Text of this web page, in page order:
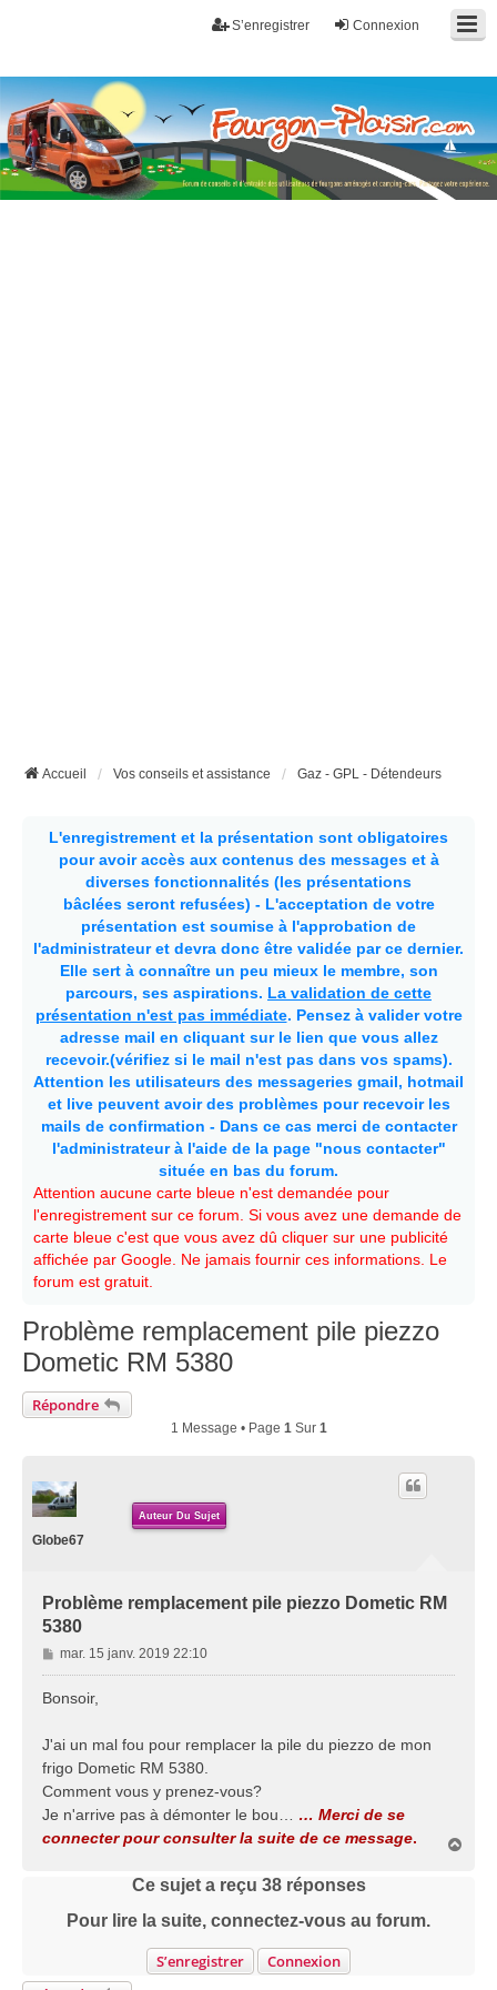
Connexion
S’enregistrer
Fourgon-plaisir.com
Forum de conseils et d'entraide des utilisateurs de fourgons, fourgons
aménagés, vans et de camping-car. Partagez votre expérience.
Accueil Vos conseils et assistance Gaz - GPL - Détendeurs
L'enregistrement et la présentation sont obligatoires
pour avoir accès aux contenus des messages et à
diverses fonctionnalités (les présentations
bâclées seront refusées) - L'acceptation de votre
présentation est soumise à l'approbation de
l'administrateur et devra donc être validée par ce dernier.
Elle sert à connaître un peu mieux le membre, son
parcours, ses aspirations. La validation de cette
présentation n'est pas immédiate. Pensez à valider votre
adresse mail en cliquant sur le lien que vous allez
recevoir.(vérifiez si le mail n'est pas dans vos spams).
Attention les utilisateurs des messageries gmail, hotmail
et live peuvent avoir des problèmes pour recevoir les
mails de confirmation - Dans ce cas merci de contacter
l'administrateur à l'aide de la page "nous contacter"
située en bas du forum.
Attention aucune carte bleue n'est demandée pour
l'enregistrement sur ce forum. Si vous avez une demande de
carte bleue c'est que vous avez dû cliquer sur une publicité
affichée par Google. Ne jamais fournir ces informations. Le
forum est gratuit.
Problème remplacement pile piezzo
Dometic RM 5380
Répondre
1 Message • Page 1Sur 1
Auteur Du Sujet
Globe67
Problème remplacement pile piezzo Dometic RM
5380
M
e
g
e
mar. 15 janv. 2019 22:10
Bonsoir,
J'ai un mal fou pour remplacer la pile du piezzo de mon
frigo Dometic RM 5380.
Comment vous y prenez-vous?
Je n'arrive pas à démonter le bou…
… Merci de se
connecter pour consulter la suite de ce message.
Ce sujet a reçu 38réponses
Pour lire la suite, connectez-vous au forum.
S’enregistrer
Connexion